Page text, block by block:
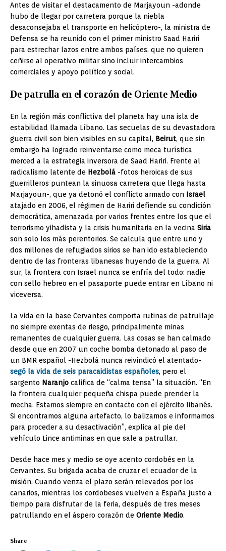
Antes de visitar el destacamento de Marjayoun -adonde
hubo de llegar por carretera porque la niebla
desaconsejaba el transporte en helicóptero-, la ministra de
Defensa se ha reunido con el primer ministro Saad Hariri
para estrechar lazos entre ambos países, que no quieren
ceñirse al operativo militar sino incluir intercambios
comerciales y apoyo político y social.
De patrulla en el corazón de Oriente Medio
En la región más conflictiva del planeta hay una isla de
estabilidad llamada Líbano. Las secuelas de su devastadora
guerra civil son bien visibles en su capital, Beirut, que sin
embargo ha logrado reinventarse como meca turística
merced a la estrategia inversora de Saad Hariri. Frente al
radicalismo latente de Hezbolá -fotos heroicas de sus
guerrilleros puntean la sinuosa carretera que llega hasta
Marjayoun-, que ya detonó el conflicto armado con Israel
atajado en 2006, el régimen de Hariri defiende su condición
democrática, amenazada por varios frentes entre los que el
terrorismo yihadista y la crisis humanitaria en la vecina Siria
son solo los más perentorios. Se calcula que entre uno y
dos millones de refugiados sirios se han ido estableciendo
dentro de las fronteras libanesas huyendo de la guerra. Al
sur, la frontera con Israel nunca se enfría del todo: nadie
con sello hebreo en el pasaporte puede entrar en Líbano ni
viceversa.
La vida en la base Cervantes comporta rutinas de patrullaje
no siempre exentas de riesgo, principalmente minas
remanentes de cualquier guerra. Las cosas se han calmado
desde que en 2007 un coche bomba detonado al paso de
un BMR español -Hezbolá nunca reivindicó el atentado-
segó la vida de seis paracaidistas españoles, pero el
sargento Naranjo califica de “calma tensa” la situación. “En
la frontera cualquier pequeña chispa puede prender la
mecha. Estamos siempre en contacto con el ejército libanés.
Si encontramos alguna artefacto, lo balizamos e informamos
para proceder a su desactivación”, explica al pie del
vehículo Lince antiminas en que sale a patrullar.
Desde hace mes y medio se oye acento cordobés en la
Cervantes. Su brigada acaba de cruzar el ecuador de la
misión. Cuando venza el plazo serán relevados por los
canarios, mientras los cordobeses vuelven a España justo a
tiempo para disfrutar de la feria, después de tres meses
patrullando en el áspero corazón de Oriente Medio.
Share